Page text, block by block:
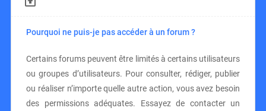
Pourquoi ne puis-je pas accéder à un forum ?
Certains forums peuvent être limités à certains utilisateurs
ou groupes d’utilisateurs. Pour consulter, rédiger, publier
ou réaliser n’importe quelle autre action, vous avez besoin
des permissions adéquates. Essayez de contacter un